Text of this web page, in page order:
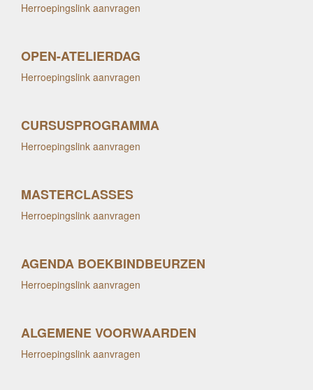
Herroepingslink aanvragen
OPEN-ATELIERDAG
Herroepingslink aanvragen
CURSUSPROGRAMMA
Herroepingslink aanvragen
MASTERCLASSES
Herroepingslink aanvragen
AGENDA BOEKBINDBEURZEN
Herroepingslink aanvragen
ALGEMENE VOORWAARDEN
Herroepingslink aanvragen